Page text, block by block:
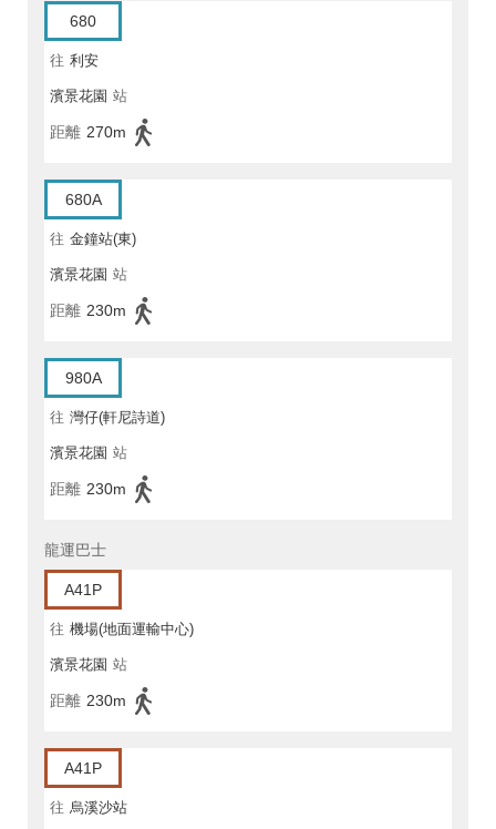
680
往 利安
濱景花園 站
距離 270m
680A
往 金鐘站(東)
濱景花園 站
距離 230m
980A
往 灣仔(軒尼詩道)
濱景花園 站
距離 230m
龍運巴士
A41P
往 機場(地面運輸中心)
濱景花園 站
距離 230m
A41P
往 烏溪沙站